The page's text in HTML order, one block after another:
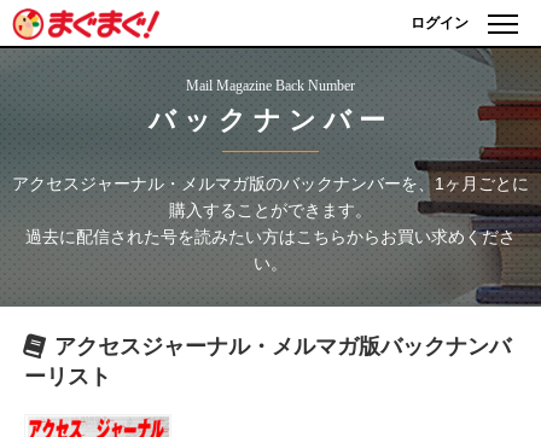
ログイン
Mail Magazine Back Number
バックナンバー
アクセスジャーナル・メルマガ版のバックナンバーを、1ヶ月ごとに
購入することができます。
過去に配信された号を読みたい方はこちらからお買い求めくださ
い。
アクセスジャーナル・メルマガ版バックナンバ
ーリスト